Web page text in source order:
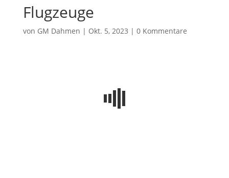
Flugzeuge
von GM Dahmen | Okt. 5, 2023 | 0 Kommentare